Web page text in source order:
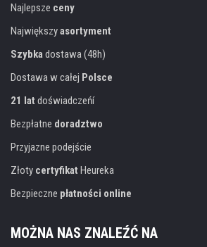
Najlepsze ceny
Największyasortyment
Szybkadostawa (48h)
Dostawa w całej Polsce
21 lat doświadczeńí
Bezpłatne doradztwo
Przyjazne podejście
Złoty certyfikat Heureka
Bezpieczne płatności online
MOŻNA NAS ZNALEŹĆ NA